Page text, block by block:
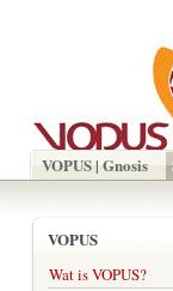
VOPUS | Gnosis
VOPUS
Wat is VOPUS?